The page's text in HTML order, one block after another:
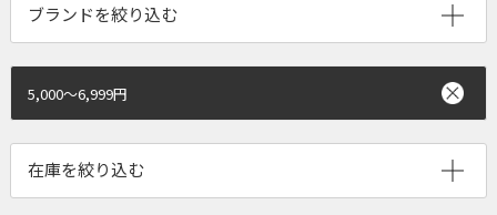
ブランドを絞り込む
5,000～6,999円